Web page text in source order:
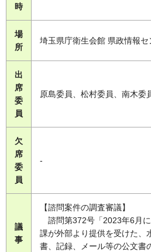
時
場
所
埼玉県庁衛生会館 県政情報セ
出
席
委
員
原島委員、松村委員、南木委
欠
席
委
員
-
議
事
【諮問案件の調査審議】
諮問第372号「2023年6月
課が外部より提供を受けた、
書、記録、メール等の公文書